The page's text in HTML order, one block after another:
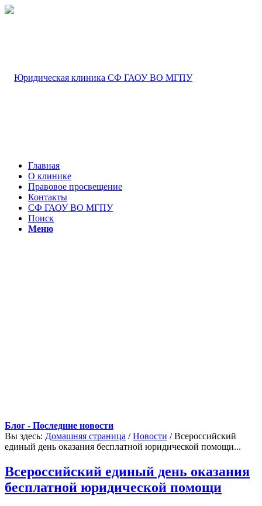
Главная
О клинике
Правовое просвещение
Контакты
СФ ГАОУ ВО МГПУ
Поиск
Меню
Блог - Последние новости
Вы здесь: Домашняя страница / Новости / Всероссийский
единый день оказания бесплатной юридической помощи...
Всероссийский единый день оказания
бесплатной юридической помощи